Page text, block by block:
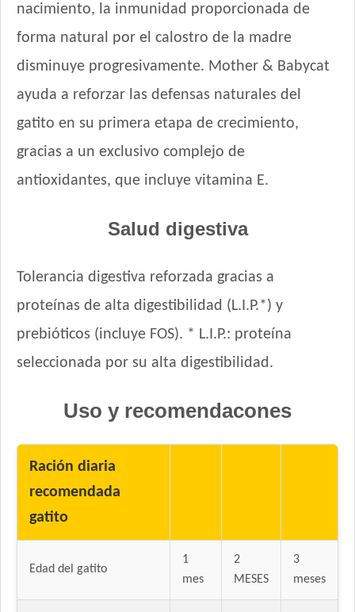
nacimiento, la inmunidad proporcionada de
forma natural por el calostro de la madre
disminuye progresivamente. Mother & Babycat
ayuda a reforzar las defensas naturales del
gatito en su primera etapa de crecimiento,
gracias a un exclusivo complejo de
antioxidantes, que incluye vitamina E.
Salud digestiva
Tolerancia digestiva reforzada gracias a
proteínas de alta digestibilidad (L.I.P.*) y
prebióticos (incluye FOS). * L.I.P.: proteína
seleccionada por su alta digestibilidad.
Uso y recomendacones
Ración diaria
recomendada
gatito
Edad del gatito
1
mes
2
MESES
3
meses